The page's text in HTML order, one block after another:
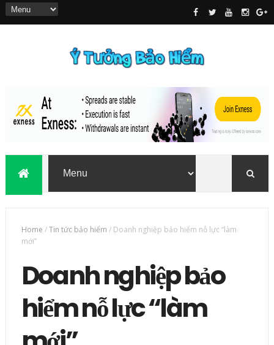
Home /Tin tức bảo hiểm / Doanh nghiệp bảo hiểm nỗ lực “làm
mới”
Doanh nghiệp bảo
hiểm nỗ lực “làm